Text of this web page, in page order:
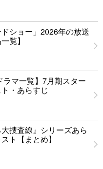
ドショー」2026年の放送
覧】
ラマ一覧】7月期スター
・あらすじ
捜査線』シリーズあら
ト【まとめ】